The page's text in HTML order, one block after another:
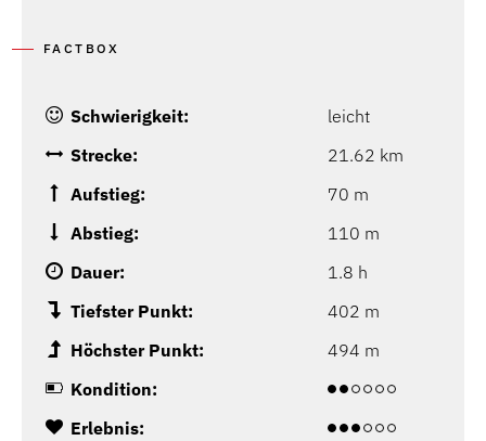
FACTBOX
Schwierigkeit:
leicht
Strecke:
21.62 km
Aufstieg:
70 m
Abstieg:
110 m
Dauer:
1.8 h
Tiefster Punkt:
402 m
Höchster Punkt:
494 m
Kondition:
Erlebnis: